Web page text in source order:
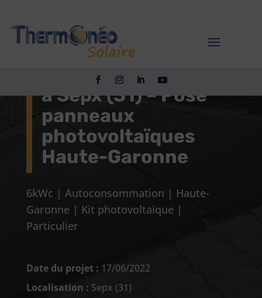
Installation solaire
autoconsommation
à Sepx (31) – Pose
panneaux
photovoltaïques
Haute-Garonne
6kWc | Autoconsommation | Haute-
Garonne | Kit photovoltaïque |
Particulier
Date du projet : 17/06/2022
Localisation : Sepx (31)